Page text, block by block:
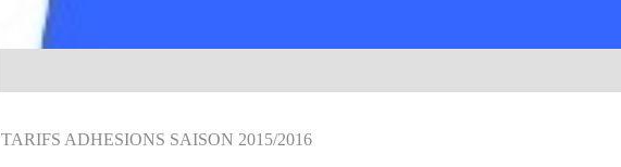
TARIFS ADHESIONS SAISON 2015/2016